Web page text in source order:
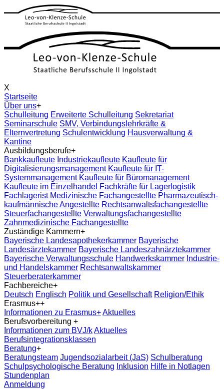
X
Startseite
Über uns+
Schulleitung Erweiterte Schulleitung Sekretariat
Seminarschule SMV, Verbindungslehrkräfte &
Elternvertretung Schulentwicklung Hausverwaltung &
Kantine
Ausbildungsberufe+
Bankkaufleute Industriekaufleute Kaufleute für
Digitalisierungsmanagement Kaufleute für IT-
Systemmanagement Kaufleute für Büromanagement
Kaufleute im Einzelhandel Fachkräfte für Lagerlogistik
Fachlagerist Medizinische Fachangestellte Pharmazeutisch-
kaufmännische Angestellte Rechtsanwaltsfachangestellte
Steuerfachangestellte Verwaltungsfachangestellte
Zahnmedizinische Fachangestellte
Zuständige Kammern+
Bayerische Landesapothekerkammer Bayerische
Landesärztekammer Bayerische Landeszahnärztekammer
Bayerische Verwaltungsschule Handwerkskammer Industrie-
und Handelskammer Rechtsanwaltskammer
Steuerberaterkammer
Fachbereiche+
Deutsch Englisch Politik und Gesellschaft Religion/Ethik
Erasmus++
Informationen zu Erasmus+Aktuelles
Berufsvorbereitung +
Informationen zum BVJ/kAktuelles
Berufsintegrationsklassen
Beratung+
Beratungsteam Jugendsozialarbeit (JaS) Schulberatung
Schulpsychologische Beratung Inklusion Hilfe in Notlagen
Stundenplan
Anmeldung